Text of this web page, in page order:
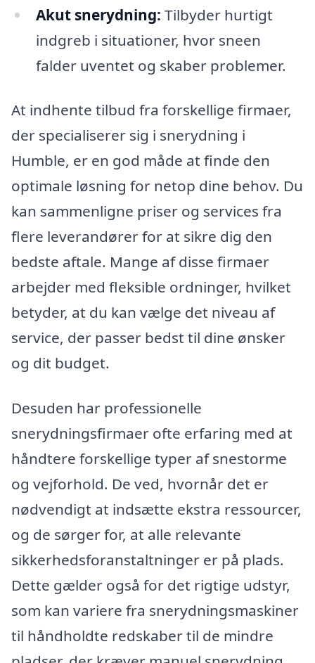
Akut snerydning: Tilbyder hurtigt
indgreb i situationer, hvor sneen
falder uventet og skaber problemer.
At indhente tilbud fra forskellige firmaer,
der specialiserer sig i snerydning i
Humble, er en god måde at finde den
optimale løsning for netop dine behov. Du
kan sammenligne priser og services fra
flere leverandører for at sikre dig den
bedste aftale. Mange af disse firmaer
arbejder med fleksible ordninger, hvilket
betyder, at du kan vælge det niveau af
service, der passer bedst til dine ønsker
og dit budget.
Desuden har professionelle
snerydningsfirmaer ofte erfaring med at
håndtere forskellige typer af snestorme
og vejforhold. De ved, hvornår det er
nødvendigt at indsætte ekstra ressourcer,
og de sørger for, at alle relevante
sikkerhedsforanstaltninger er på plads.
Dette gælder også for det rigtige udstyr,
som kan variere fra snerydningsmaskiner
til håndholdte redskaber til de mindre